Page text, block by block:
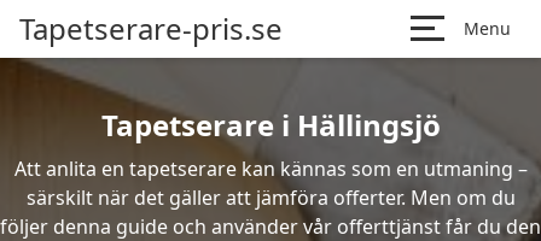
Tapetserare-pris.se Menu
Tapetserare i Hällingsjö
Att anlita en tapetserare kan kännas som en utmaning –
särskilt när det gäller att jämföra offerter. Men om du
följer denna guide och använder vår offerttjänst får du den